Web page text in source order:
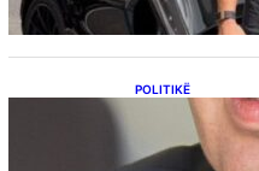
POLITIKË
Përplasja
Kërçeli i
aleancën me